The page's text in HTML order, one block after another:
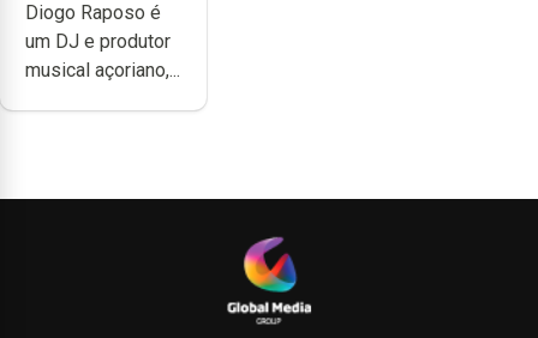
noção do quão
difícil é
produzir uma
música”
Diogo Raposo é
um DJ e produtor
musical açoriano,...